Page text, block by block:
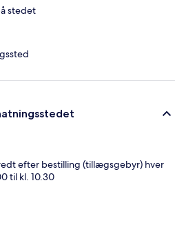
stedet
efter bestilling (tillægsgebyr) hver
til kl. 10.30